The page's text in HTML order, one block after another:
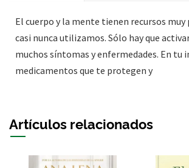
El cuerpo y la mente tienen recursos muy
casi nunca utilizamos. Sólo hay que
muchos síntomas y enfermedades. En tu
medicamentos que te protegen y
Artículos relacionados